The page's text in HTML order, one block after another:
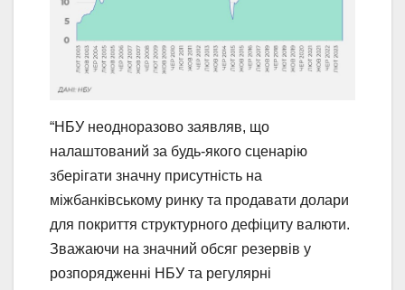
“НБУ неодноразово заявляв, що
налаштований за будь-якого сценарію
зберігати значну присутність на
міжбанківському ринку та продавати долари
для покриття структурного дефіциту валюти.
Зважаючи на значний обсяг резервів у
розпорядженні НБУ та регулярні